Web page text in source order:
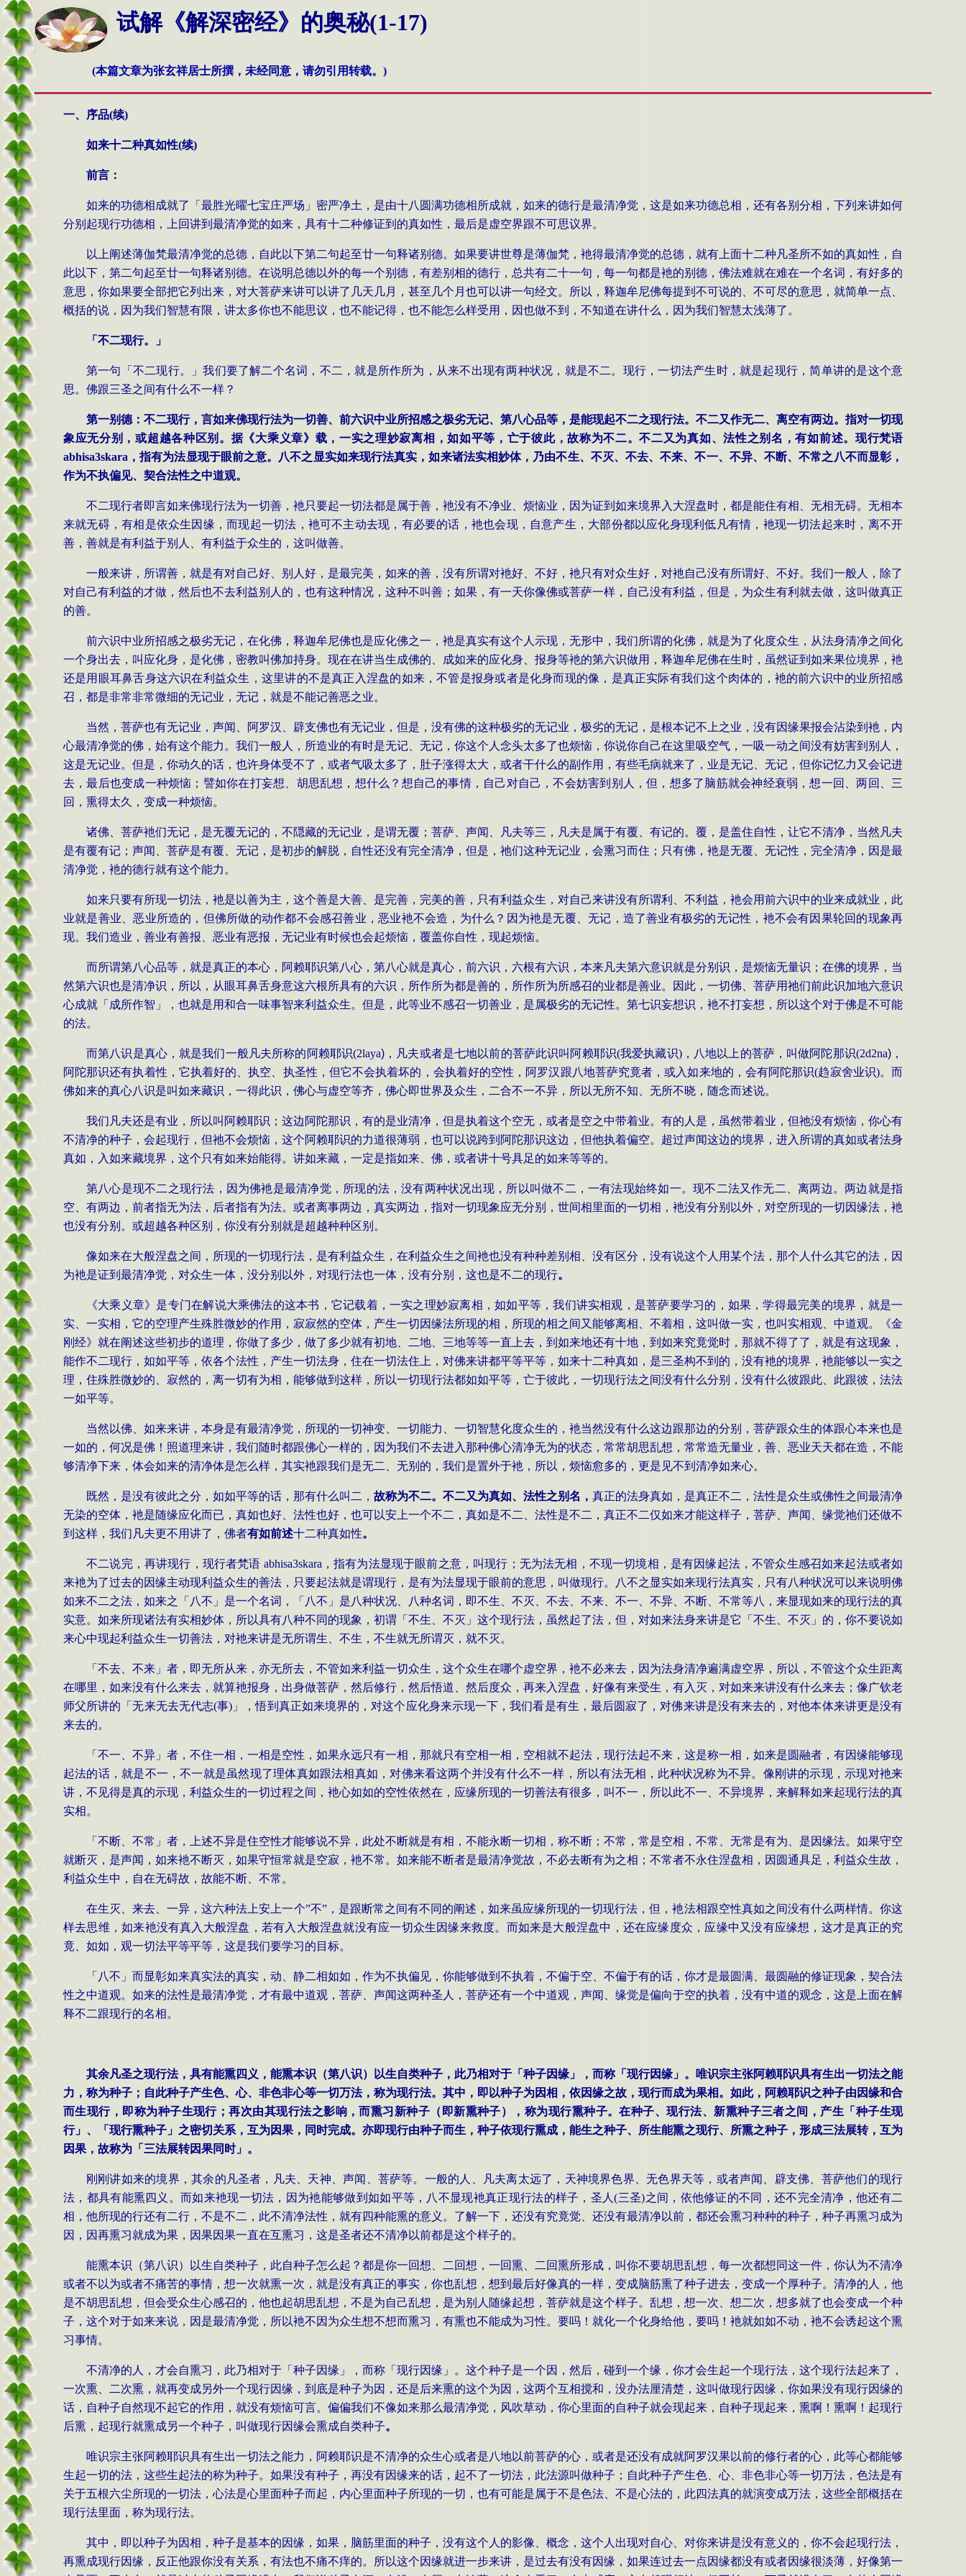
试解《解深密经》的奥秘(1-17)
(本篇文章为张玄祥居士所撰，未经同意，请勿引用转载。)
一、序品(续)
如来十二种真如性(续)
前言：
如来的功德相成就了「最胜光曜七宝庄严场」密严净土，是由十八圆满功德相所成就，如来的德行是最清净觉，这是如来功德总相，还有各别分相，下列来讲如何
分别起现行功德相，上回讲到最清净觉的如来，具有十二种修证到的真如性，最后是虚空界跟不可思议界。
以上阐述薄伽梵最清净觉的总德，自此以下第二句起至廿一句释诸别德。如果要讲世尊是薄伽梵，衪得最清净觉的总德，就有上面十二种凡圣所不如的真如性，自
此以下，第二句起至廿一句释诸别德。在说明总德以外的每一个别德，有差别相的德行，总共有二十一句，每一句都是衪的别德，佛法难就在难在一个名词，有好多的
意思，你如果要全部把它列出来，对大菩萨来讲可以讲了几天几月，甚至几个月也可以讲一句经文。所以，释迦牟尼佛每提到不可说的、不可尽的意思，就简单一点、
概括的说，因为我们智慧有限，讲太多你也不能思议，也不能记得，也不能怎么样受用，因也做不到，不知道在讲什么，因为我们智慧太浅薄了。
「不二现行。」
第一句「不二现行。」我们要了解二个名词，不二，就是所作所为，从来不出现有两种状况，就是不二。现行，一切法产生时，就是起现行，简单讲的是这个意
思。佛跟三圣之间有什么不一样？
第一别德：不二现行，言如来佛现行法为一切善、前六识中业所招感之极劣无记、第八心品等，是能现起不二之现行法。不二又作无二、离空有两边。指对一切现
象应无分别，或超越各种区别。据《大乘义章》载，一实之理妙寂离相，如如平等，亡于彼此，故称为不二。不二又为真如、法性之别名，有如前述。现行梵语
abhisa3skara ，指有为法显现于眼前之意。八不之显实如来现行法真实，如来诸法实相妙体，乃由不生、不灭、不去、不来、不一、不异、不断、不常之八不而显彰，
作为不执偏见、契合法性之中道观。
不二现行者即言如来佛现行法为一切善，衪只要起一切法都是属于善，衪没有不净业、烦恼业，因为证到如来境界入大涅盘时，都是能住有相、无相无碍。无相本
来就无碍，有相是依众生因缘，而现起一切法，衪可不主动去现，有必要的话，衪也会现，自意产生，大部份都以应化身现利低凡有情，衪现一切法起来时，离不开
善，善就是有利益于别人、有利益于众生的，这叫做善。
一般来讲，所谓善，就是有对自己好、别人好，是最完美，如来的善，没有所谓对衪好、不好，衪只有对众生好，对衪自己没有所谓好、不好。我们一般人，除了
对自己有利益的才做，然后也不去利益别人的，也有这种情况，这种不叫善；如果，有一天你像佛或菩萨一样，自己没有利益，但是，为众生有利就去做，这叫做真正
的善。
前六识中业所招感之极劣无记，在化佛，释迦牟尼佛也是应化佛之一，衪是真实有这个人示现，无形中，我们所谓的化佛，就是为了化度众生，从法身清净之间化
一个身出去，叫应化身，是化佛，密教叫佛加持身。现在在讲当生成佛的、成如来的应化身、报身等衪的第六识做用，释迦牟尼佛在生时，虽然证到如来果位境界，衪
还是用眼耳鼻舌身这六识在利益众生，这里讲的不是真正入涅盘的如来，不管是报身或者是化身而现的像，是真正实际有我们这个肉体的，衪的前六识中的业所招感
召，都是非常非常微细的无记业，无记，就是不能记善恶之业。
当然，菩萨也有无记业，声闻、阿罗汉、辟支佛也有无记业，但是，没有佛的这种极劣的无记业，极劣的无记，是根本记不上之业，没有因缘果报会沾染到衪，内
心最清净觉的佛，始有这个能力。我们一般人，所造业的有时是无记、无记，你这个人念头太多了也烦恼，你说你自己在这里吸空气，一吸一动之间没有妨害到别人，
这是无记业。但是，你动久的话，也许身体受不了，或者气吸太多了，肚子涨得太大，或者干什么的副作用，有些毛病就来了，业是无记、无记，但你记忆力又会记进
去，最后也变成一种烦恼；譬如你在打妄想、胡思乱想，想什么？想自己的事情，自己对自己，不会妨害到别人，但，想多了脑筋就会神经衰弱，想一回、两回、三
回，熏得太久，变成一种烦恼。
诸佛、菩萨衪们无记，是无覆无记的，不隠藏的无记业，是谓无覆；菩萨、声闻、凡夫等三，凡夫是属于有覆、有记的。覆，是盖住自性，让它不清净，当然凡夫
是有覆有记；声闻、菩萨是有覆、无记，是初步的解脱，自性还没有完全清净，但是，祂们这种无记业，会熏习而住；只有佛，衪是无覆、无记性，完全清净，因是最
清净觉，衪的德行就有这个能力。
如来只要有所现一切法，衪是以善为主，这个善是大善、是完善，完美的善，只有利益众生，对自己来讲没有所谓利、不利益，衪会用前六识中的业来成就业，此
业就是善业、恶业所造的，但佛所做的动作都不会感召善业，恶业衪不会造，为什么？因为衪是无覆、无记，造了善业有极劣的无记性，衪不会有因果轮回的现象再
现。我们造业，善业有善报、恶业有恶报，无记业有时候也会起烦恼，覆盖你自性，现起烦恼。
而所谓第八心品等，就是真正的本心，阿赖耶识第八心，第八心就是真心，前六识，六根有六识，本来凡夫第六意识就是分别识，是烦恼无量识；在佛的境界，当
然第六识也是清净识，所以，从眼耳鼻舌身意这六根所具有的六识，所作所为都是善的，所作所为所感召的业都是善业。因此，一切佛、菩萨用祂们前此识加地六意识
心成就「成所作智」，也就是用和合一味事智来利益众生。但是，此等业不感召一切善业，是属极劣的无记性。第七识妄想识，衪不打妄想，所以这个对于佛是不可能
的法。
而第八识是真心，就是我们一般凡夫所称的阿赖耶识(2laya) ，凡夫或者是七地以前的菩萨此识叫阿赖耶识(我爱执藏识)，八地以上的菩萨，叫做阿陀那识(2d2na)，
阿陀那识还有执着性，它执着好的、执空、执圣性，但它不会执着坏的，会执着好的空性，阿罗汉跟八地菩萨究竟者，或入如来地的，会有阿陀那识(趋寂舍业识)。而
佛如来的真心八识是叫如来藏识，一得此识，佛心与虚空等齐，佛心即世界及众生，二合不一不异，所以无所不知、无所不晓，随念而述说。
我们凡夫还是有业，所以叫阿赖耶识；这边阿陀那识，有的是业清净，但是执着这个空无，或者是空之中带着业。有的人是，虽然带着业，但祂没有烦恼，你心有
不清净的种子，会起现行，但祂不会烦恼，这个阿赖耶识的力道很薄弱，也可以说跨到阿陀那识这边，但他执着偏空。超过声闻这边的境界，进入所谓的真如或者法身
真如，入如来藏境界，这个只有如来始能得。讲如来藏，一定是指如来、佛，或者讲十号具足的如来等等的。
第八心是现不二之现行法，因为佛衪是最清净觉，所现的法，没有两种状况出现，所以叫做不二，一有法现始终如一。现不二法又作无二、离两边。两边就是指
空、有两边，前者指无为法，后者指有为法。或者离事两边，真实两边，指对一切现象应无分别，世间相里面的一切相，衪没有分别以外，对空所现的一切因缘法，衪
也没有分别。或超越各种区别，你没有分别就是超越种种区别。
像如来在大般涅盘之间，所现的一切现行法，是有利益众生，在利益众生之间衪也没有种种差别相、没有区分，没有说这个人用某个法，那个人什么其它的法，因
为衪是证到最清净觉，对众生一体，没分别以外，对现行法也一体，没有分别，这也是不二的现行。
《大乘义章》是专门在解说大乘佛法的这本书，它记载着，一实之理妙寂离相，如如平等，我们讲实相观，是菩萨要学习的，如果，学得最完美的境界，就是一
实、一实相，它的空理产生殊胜微妙的作用，寂寂然的空体，产生一切因缘法所现的相，所现的相之间又能够离相、不着相，这叫做一实，也叫实相观、中道观。《金
刚经》就在阐述这些初步的道理，你做了多少，做了多少就有初地、二地、三地等等一直上去，到如来地还有十地，到如来究竟觉时，那就不得了了，就是有这现象，
能作不二现行，如如平等，依各个法性，产生一切法身，住在一切法住上，对佛来讲都平等平等，如来十二种真如，是三圣构不到的，没有衪的境界，衪能够以一实之
理，住殊胜微妙的、寂然的，离一切有为相，能够做到这样，所以一切现行法都如如平等，亡于彼此，一切现行法之间没有什么分别，没有什么彼跟此、此跟彼，法法
一如平等。
当然以佛、如来来讲，本身是有最清净觉，所现的一切神变、一切能力、一切智慧化度众生的，衪当然没有什么这边跟那边的分别，菩萨跟众生的体跟心本来也是
一如的，何况是佛！照道理来讲，我们随时都跟佛心一样的，因为我们不去进入那种佛心清净无为的状态，常常胡思乱想，常常造无量业，善、恶业天天都在造，不能
够清净下来，体会如来的清净体是怎么样，其实衪跟我们是无二、无别的，我们是置外于衪，所以，烦恼愈多的，更是见不到清净如来心。
既然，是没有彼此之分，如如平等的话，那有什么叫二， 故称为不二。不二又为真如、法性之别名， 真正的法身真如，是真正不二，法性是众生或佛性之间最清净
无染的空体，衪是随缘应化而已，真如也好、法性也好，也可以安上一个不二，真如是不二、法性是不二，真正不二仅如来才能这样子，菩萨、声闻、缘觉祂们还做不
到这样，我们凡夫更不用讲了，佛者有如前述十二种真如性。
不二说完，再讲现行，现行者梵语 abhisa3skara ，指有为法显现于眼前之意，叫现行；无为法无相，不现一切境相，是有因缘起法，不管众生感召如来起法或者如
来衪为了过去的因缘主动现利益众生的善法，只要起法就是谓现行，是有为法显现于眼前的意思，叫做现行。八不之显实如来现行法真实，只有八种状况可以来说明佛
如来不二之法，如来之「八不」是一个名词，「八不」是八种状况、八种名词，即不生、不灭、不去、不来、不一、不异、不断、不常等八，来显现如来的现行法的真
实意。如来所现诸法有实相妙体，所以具有八种不同的现象，初谓「不生、不灭」这个现行法，虽然起了法，但，对如来法身来讲是它「不生、不灭」的，你不要说如
来心中现起利益众生一切善法，对衪来讲是无所谓生、不生，不生就无所谓灭，就不灭。
「不去、不来」者，即无所从来，亦无所去，不管如来利益一切众生，这个众生在哪个虚空界，衪不必来去，因为法身清净遍满虚空界，所以，不管这个众生距离
在哪里，如来没有什么来去，就算衪报身，出身做菩萨，然后修行，然后悟道、然后度众，再来入涅盘，好像有来受生，有入灭，对如来来讲没有什么来去；像广钦老
师父所讲的「无来无去无代志(事)」，悟到真正如来境界的，对这个应化身来示现一下，我们看是有生，最后圆寂了，对佛来讲是没有来去的，对他本体来讲更是没有
来去的。
「 不一、不异」者，不住一相，一相是空性，如果永远只有一相，那就只有空相一相，空相就不起法，现行法起不来，这是称一相，如来是圆融者，有因缘能够现
起法的话，就是不一，不一就是虽然现了理体真如跟法相真如，对佛来看这两个并没有什么不一样，所以有法无相，此种状况称为不异。像刚讲的示现，示现对衪来
讲，不见得是真的示现，利益众生的一切过程之间，衪心如如的空性依然在，应缘所现的一切善法有很多，叫不一，所以此不一、不异境界，来解释如来起现行法的真
实相。
「不断、不常」者，上述不异是住空性才能够说不异，此处不断就是有相，不能永断一切相，称不断；不常，常是空相，不常、无常是有为、是因缘法。如果守空
就断灭，是声闻，如来衪不断灭，如果守恒常就是空寂，衪不常。如来能不断者是最清净觉故，不必去断有为之相；不常者不永住涅盘相，因圆通具足，利益众生故，
利益众生中，自在无碍故，故能不断、不常。
在生灭、来去、一异，这六种法上安上一个”不”，是跟断常之间有不同的阐述，如来虽应缘所现的一切现行法，但，衪法相跟空性真如之间没有什么两样情。你这
样去思维，如来衪没有真入大般涅盘，若有入大般涅盘就没有应一切众生因缘来救度。而如来是大般涅盘中，还在应缘度众，应缘中又没有应缘想，这才是真正的究
竟、如如，观一切法平等平等，这是我们要学习的目标。
「八不」而显彰如来真实法的真实，动、静二相如如，作为不执偏见，你能够做到不执着，不偏于空、不偏于有的话，你才是最圆满、最圆融的修证现象，契合法
性之中道观。如来的法性是最清净觉，才有最中道观，菩萨、声闻这两种圣人，菩萨还有一个中道观，声闻、缘觉是偏向于空的执着，没有中道的观念，这是上面在解
释不二跟现行的名相。
其余凡圣之现行法，具有能熏四义，能熏本识（第八识）以生自类种子，此乃相对于「种子因缘」，而称「现行因缘」。唯识宗主张阿赖耶识具有生出一切法之能
力，称为种子；自此种子产生色、心、非色非心等一切万法，称为现行法。其中，即以种子为因相，依因缘之故，现行而成为果相。如此，阿赖耶识之种子由因缘和合
而生现行，即称为种子生现行；再次由其现行法之影响，而熏习新种子（即新熏种子），称为现行熏种子。在种子、现行法、新熏种子三者之间，产生「种子生现
行」、「现行熏种子」之密切关系，互为因果，同时完成。亦即现行由种子而生，种子依现行熏成，能生之种子、所生能熏之现行、所熏之种子，形成三法展转，互为
因果，故称为「三法展转因果同时」。
刚刚讲如来的境界，其余的凡圣者，凡夫、天神、声闻、菩萨等。一般的人、凡夫离太远了，天神境界色界、无色界天等，或者声闻、辟支佛、菩萨他们的现行
法，都具有能熏四义。而如来衪现一切法，因为衪能够做到如如平等，八不显现衪真正现行法的样子，圣人(三圣)之间，依他修证的不同，还不完全清净，他还有二
相，他所现的行还有二行，不是不二，此不清净法性，就有四种能熏的意义。了解一下，还没有究竟觉、还没有最清净以前，都还会熏习种种的种子，种子再熏习成为
因，因再熏习就成为果，因果因果一直在互熏习，这是圣者还不清净以前都是这个样子的。
能熏本识（第八识）以生自类种子，此自种子怎么起？都是你一回想、二回想，一回熏、二回熏所形成，叫你不要胡思乱想，每一次都想同这一件，你认为不清净
或者不以为或者不痛苦的事情，想一次就熏一次，就是没有真正的事实，你也乱想，想到最后好像真的一样，变成脑筋熏了种子进去，变成一个厚种子。清净的人，他
是不胡思乱想，但会受众生心感召的，他也起胡思乱想，不是为自己乱想，是为别人随缘起想，菩萨就是这个样子。乱想，想一次、想二次，想多就了也会变成一个种
子，这个对于如来来说，因是最清净觉，所以衪不因为众生想不想而熏习，有熏也不能成为习性。要吗！就化一个化身给他，要吗！衪就如如不动，衪不会诱起这个熏
习事情。
不清净的人，才会自熏习，此乃相对于「种子因缘」，而称「现行因缘」。这个种子是一个因，然后，碰到一个缘，你才会生起一个现行法，这个现行法起来了，
一次熏、二次熏，就再变成另外一个现行因缘，到底是种子为因，还是后来熏的这个为因，这两个互相搅和，没办法厘清楚，这叫做现行因缘，你如果没有现行因缘的
话，自种子自然现不起它的作用，就没有烦恼可言。偏偏我们不像如来那么最清净觉，风吹草动，你心里面的自种子就会现起来，自种子现起来，熏啊！熏啊！起现行
后熏，起现行就熏成另一个种子，叫做现行因缘会熏成自类种子。
唯识宗主张阿赖耶识具有生出一切法之能力，阿赖耶识是不清净的众生心或者是八地以前菩萨的心，或者是还没有成就阿罗汉果以前的修行者的心，此等心都能够
生起一切的法，这些生起法的称为种子。如果没有种子，再没有因缘来的话，起不了一切法，此法源叫做种子；自此种子产生色、心、非色非心等一切万法，色法是有
关于五根六尘所现的一切法，心法是心里面种子而起，内心里面种子所现的一切，也有可能是属于不是色法、不是心法的，此四法真的就演变成万法，这些全部概括在
现行法里面，称为现行法。
其中，即以种子为因相，种子是基本的因缘，如果，脑筋里面的种子，没有这个人的影像、概念，这个人出现对自心、对你来讲是没有意义的，你不会起现行法，
再熏成现行因缘，反正他跟你没有关系，有法也不痛不痒的。所以这个因缘就进一步来讲，是过去有没有因缘，如果连过去一点因缘都没有或者因缘很淡薄，好像第一